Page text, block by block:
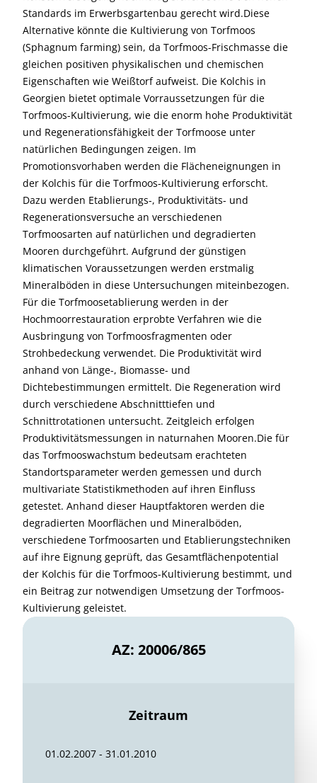
Standards im Erwerbsgartenbau gerecht wird.Diese
Alternative könnte die Kultivierung von Torfmoos
(Sphagnum farming) sein, da Torfmoos-Frischmasse die
gleichen positiven physikalischen und chemischen
Eigenschaften wie Weißtorf aufweist. Die Kolchis in
Georgien bietet optimale Vorraussetzungen für die
Torfmoos-Kultivierung, wie die enorm hohe Produktivität
und Regenerationsfähigkeit der Torfmoose unter
natürlichen Bedingungen zeigen. Im
Promotionsvorhaben werden die Flächeneignungen in
der Kolchis für die Torfmoos-Kultivierung erforscht.
Dazu werden Etablierungs-, Produktivitäts- und
Regenerationsversuche an verschiedenen
Torfmoosarten auf natürlichen und degradierten
Mooren durchgeführt. Aufgrund der günstigen
klimatischen Voraussetzungen werden erstmalig
Mineralböden in diese Untersuchungen miteinbezogen.
Für die Torfmoosetablierung werden in der
Hochmoorrestauration erprobte Verfahren wie die
Ausbringung von Torfmoosfragmenten oder
Strohbedeckung verwendet. Die Produktivität wird
anhand von Länge-, Biomasse- und
Dichtebestimmungen ermittelt. Die Regeneration wird
durch verschiedene Abschnitttiefen und
Schnittrotationen untersucht. Zeitgleich erfolgen
Produktivitätsmessungen in naturnahen Mooren.Die für
das Torfmooswachstum bedeutsam erachteten
Standortsparameter werden gemessen und durch
multivariate Statistikmethoden auf ihren Einfluss
getestet. Anhand dieser Hauptfaktoren werden die
degradierten Moorflächen und Mineralböden,
verschiedene Torfmoosarten und Etablierungstechniken
auf ihre Eignung geprüft, das Gesamtflächenpotential
der Kolchis für die Torfmoos-Kultivierung bestimmt, und
ein Beitrag zur notwendigen Umsetzung der Torfmoos-
Kultivierung geleistet.
AZ: 20006/865
Zeitraum
01.02.2007 - 31.01.2010